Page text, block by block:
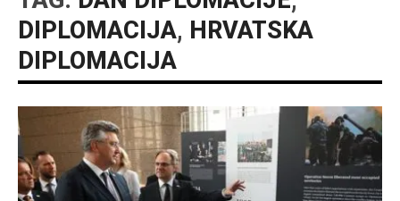
DIPLOMACIJA, HRVATSKA
DIPLOMACIJA